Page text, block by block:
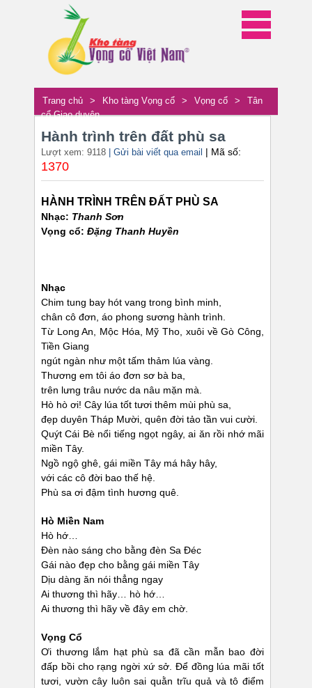
Trang chủ > Kho tàng Vọng cổ > Vọng cổ >
Tân
cổ Giao duyên
Hành trình trên đất phù sa
Lượt xem: 9118 | Gửi bài viết qua email | Mã số:
1370
HÀNH TRÌNH TRÊN ĐẤT PHÙ SA
Nhạc: Thanh Sơn
Vọng cổ: Đặng Thanh Huyền
Nhạc
Chim tung bay hót vang trong bình minh,
chân cô đơn, áo phong sương hành trình.
Từ Long An, Mộc Hóa, Mỹ Tho, xuôi về Gò Công,
Tiền Giang
ngút ngàn như một tấm thảm lúa vàng.
Thương em tôi áo đơn sơ bà ba,
trên lưng trâu nước da nâu mặn mà.
Hò hò ơi! Cây lúa tốt tươi thêm mùi phù sa,
đẹp duyên Tháp Mười, quên đời tảo tần vui cười.
Quýt Cái Bè nổi tiếng ngọt ngây, ai ăn rồi nhớ mãi
miền Tây.
Ngồ ngộ ghê, gái miền Tây má hây hây,
với các cô đời bao thế hệ.
Phù sa ơi đậm tình hương quê.
Hò Miền Nam
Hò hớ…
Đèn nào sáng cho bằng đèn Sa Đéc
Gái nào đẹp cho bằng gái miền Tây
Dịu dàng ăn nói thẳng ngay
Ai thương thì hãy… hò hớ…
Ai thương thì hãy về đây em chờ.
Vọng Cổ
Ơi thương lắm hạt phù sa đã cần mẫn bao đời
đấp bồi cho rạng ngời xứ sở. Để đồng lúa mãi tốt
tươi, vườn cây luôn sai quằn trĩu quả và tô điểm